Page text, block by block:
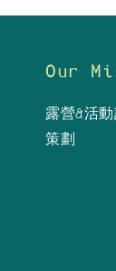
Our
露營&活
策劃